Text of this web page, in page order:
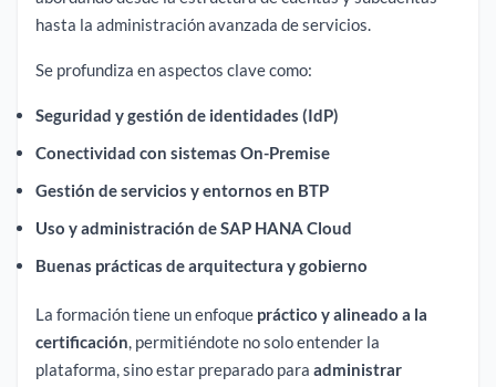
hasta la administración avanzada de servicios.
Se profundiza en aspectos clave como:
Seguridad y gestión de identidades (IdP)
Conectividad con sistemas On-Premise
Gestión de servicios y entornos en BTP
Uso y administración de SAP HANA Cloud
Buenas prácticas de arquitectura y gobierno
La formación tiene un enfoque práctico y alineado a la
certificación, permitiéndote no solo entender la
plataforma, sino estar preparado para administrar